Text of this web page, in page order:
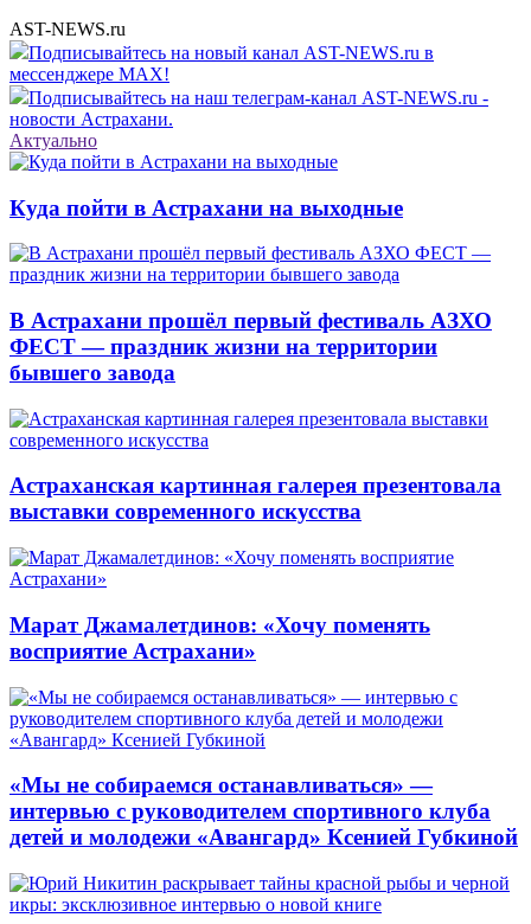
AST-NEWS.ru
Подписывайтесь на новый канал AST-NEWS.ru в
мессенджере MAX!
Подписывайтесь на наш телеграм-канал AST-NEWS.ru -
новости Астрахани.
Актуально
Куда пойти в Астрахани на выходные
В Астрахани прошёл первый фестиваль АЗХО
ФЕСТ — праздник жизни на территории
бывшего завода
Астраханская картинная галерея презентовала
выставки современного искусства
Марат Джамалетдинов: «Хочу поменять
восприятие Астрахани»
«Мы не собираемся останавливаться» —
интервью с руководителем спортивного клуба
детей и молодежи «Авангард» Ксенией Губкиной